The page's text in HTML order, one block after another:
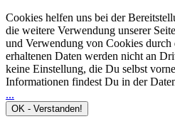
Cookies helfen uns bei der
die weitere Verwendung unserer
und Verwendung von Cookies
erhaltenen Daten werden nicht an
keine Einstellung, die Du selbst
Informationen findest Du in der
...